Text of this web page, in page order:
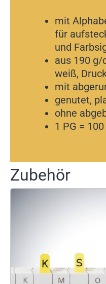
mit
für
und
aus 190 g/
weiß,
mit
genutet,
ohne
1 PG =
Zubehör